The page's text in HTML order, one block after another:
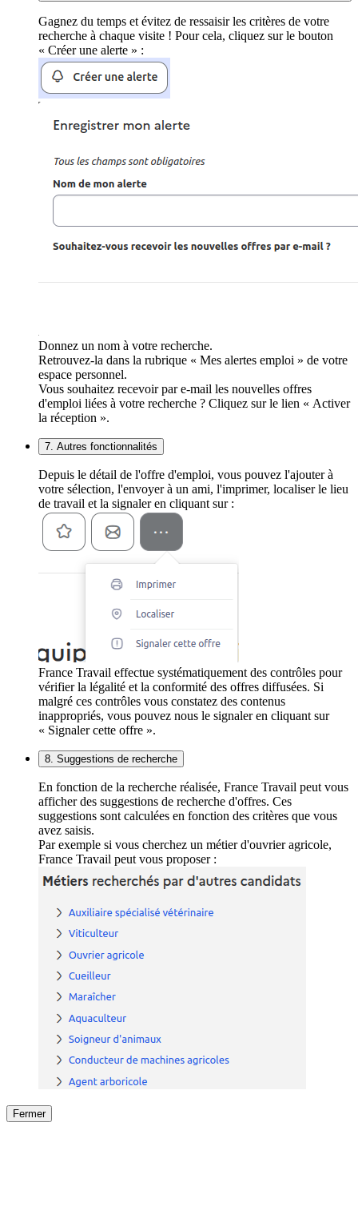
Gagnez du temps et évitez de ressaisir les critères de votre
recherche à chaque visite ! Pour cela, cliquez sur le bouton
« Créer une alerte » :
Donnez un nom à votre recherche.
Retrouvez-la dans la rubrique « Mes alertes emploi » de votre
espace personnel.
Vous souhaitez recevoir par e-mail les nouvelles offres
d'emploi liées à votre recherche ? Cliquez sur le lien « Activer
la réception ».
7. Autres fonctionnalités
Depuis le détail de l'offre d'emploi, vous pouvez l'ajouter à
votre sélection, l'envoyer à un ami, l'imprimer, localiser le lieu
de travail et la signaler en cliquant sur :
France Travail effectue systématiquement des contrôles pour
vérifier la légalité et la conformité des offres diffusées. Si
malgré ces contrôles vous constatez des contenus
inappropriés, vous pouvez nous le signaler en cliquant sur
« Signaler cette offre ».
8. Suggestions de recherche
En fonction de la recherche réalisée, France Travail peut vous
afficher des suggestions de recherche d'offres. Ces
suggestions sont calculées en fonction des critères que vous
avez saisis.
Par exemple si vous cherchez un métier d'ouvrier agricole,
France Travail peut vous proposer :
Fermer